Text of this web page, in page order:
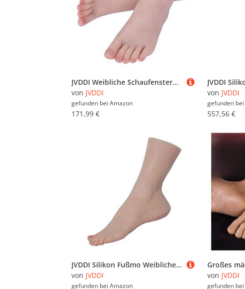
JVDDI Weibliche Schaufensterpuppe Silikon Fuß Blutgefäße Flüssigkeitsmo for Nail Art Zeichnung Reflexzonenmassage Praxis Footjob ZH3800(Toes with Bone,Left Foot)
von JVDDI
gefunden bei Amazon
171,99 €
von JVDDI
gefunden bei
557,56 €
JVDDI Silikon Fußmo Weibliche Nagel Übungspuppe for Schuhe Socken Schmuck Display TG3400(Toes No Bone,One Pair)
von JVDDI
gefunden bei Amazon
von JVDDI
gefunden bei